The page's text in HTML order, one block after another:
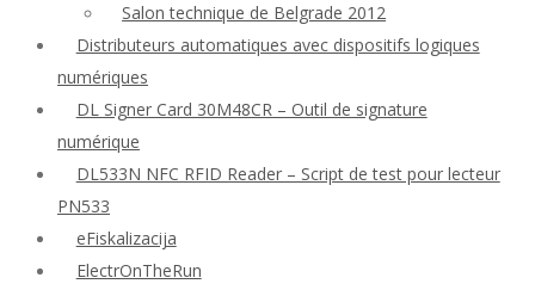
Salon technique de Belgrade 2012
Distributeurs automatiques avec dispositifs logiques
numériques
DL Signer Card 30M48CR – Outil de signature
numérique
DL533N NFC RFID Reader – Script de test pour lecteur
PN533
eFiskalizacija
ElectrOnTheRun